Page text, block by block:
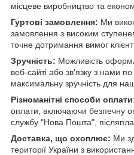
місцеве виробництво та
Гуртові замовлення: Ми
замовлення з високим
точне дотримання вимог
Зручність: Можливість
веб-сайті або зв'язку з нами
максимальну зручність для
Різноманітні способи оплати
оплати, включаючи безпечну
службу "Нова Пошта",
Доставка, що охоплює: Ми
території України з